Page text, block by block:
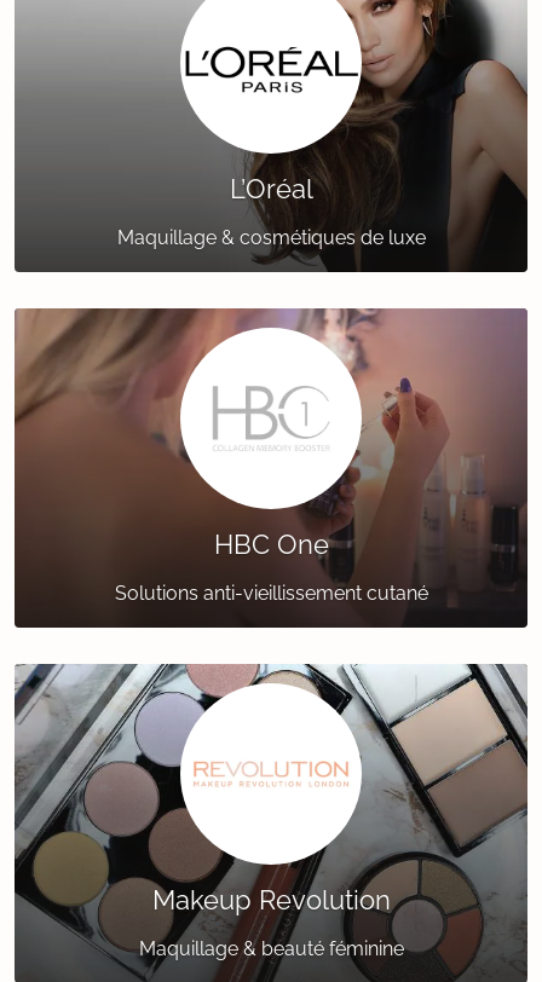
L’Oréal
Maquillage & cosmétiques de luxe
HBC One
Solutions anti-vieillissement cutané
Makeup Revolution
Maquillage & beauté féminine